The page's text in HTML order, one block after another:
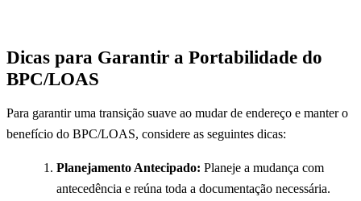
Dicas para Garantir a Portabilidade do
BPC/LOAS
Para garantir uma transição suave ao mudar de endereço e manter o
benefício do BPC/LOAS, considere as seguintes dicas:
Planejamento Antecipado: Planeje a mudança com
antecedência e reúna toda a documentação necessária.